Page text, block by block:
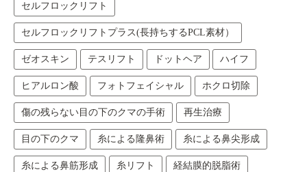
セルフロックリフト
セルフロックリフトプラス(長持ちするPCL素材）
ゼオスキン テスリフト ドットヘア ハイフ
ヒアルロン酸 フォトフェイシャル ホクロ切除
傷の残らない目の下のクマの手術 再生治療
目の下のクマ 糸による隆鼻術 糸による鼻尖形成
糸による鼻筋形成 糸リフト 経結膜的脱脂術